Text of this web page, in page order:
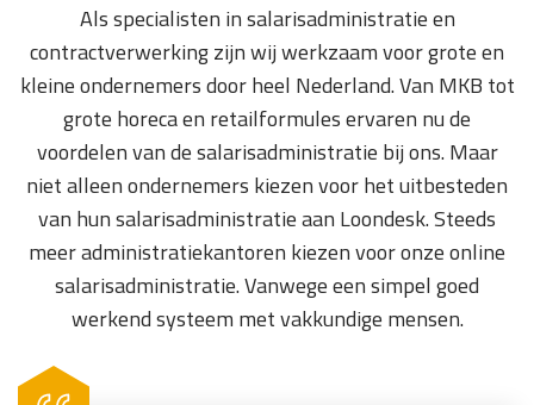
Als specialisten in salarisadministratie en
contractverwerking zijn wij werkzaam voor grote en
kleine ondernemers door heel Nederland. Van MKB tot
grote horeca en retailformules ervaren nu de
voordelen van de salarisadministratie bij ons. Maar
niet alleen ondernemers kiezen voor het uitbesteden
van hun salarisadministratie aan Loondesk. Steeds
meer administratiekantoren kiezen voor onze online
salarisadministratie. Vanwege een simpel goed
werkend systeem met vakkundige mensen.